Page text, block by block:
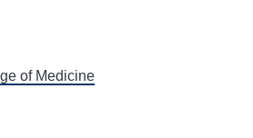
of Medicine